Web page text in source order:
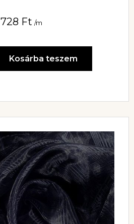
728 Ft /m
Kosárba teszem